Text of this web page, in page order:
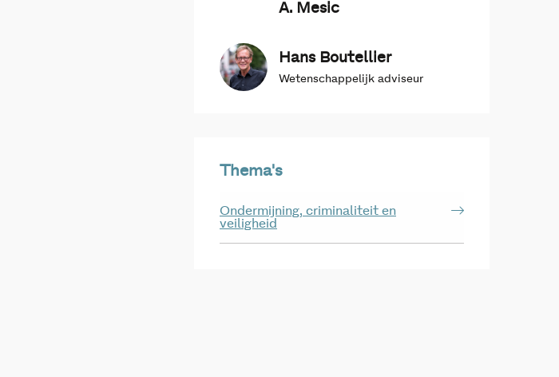
A. Mesic
Hans Boutellier
Wetenschappelijk adviseur
Thema's
Ondermijning, criminaliteit en
veiligheid